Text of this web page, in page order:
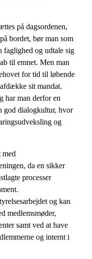
på dagsordenen,
bordet, bør man som
faglighed og udtale sig
til emnet. Men man
for tid til løbende
sit mandat.
har man derfor en
god dialogkultur, hvor
og
med
da en sikker
processer
og kan
medlemsmøder,
samt ved at have
og internt i